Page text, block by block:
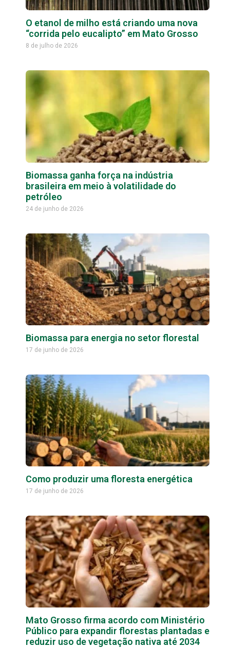
O etanol de milho está criando uma nova
“corrida pelo eucalipto” em Mato Grosso
8 de julho de 2026
Biomassa ganha força na indústria
brasileira em meio à volatilidade do
petróleo
24 de junho de 2026
Biomassa para energia no setor florestal
17 de junho de 2026
Como produzir uma floresta energética
17 de junho de 2026
Mato Grosso firma acordo com Ministério
Público para expandir florestas plantadas e
reduzir uso de vegetação nativa até 2034